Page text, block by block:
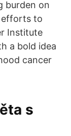
burden on
efforts to
Institute
a bold idea
cancer
s